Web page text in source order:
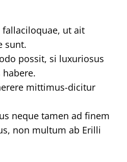
ut ait
sunt.
possit, si luxuriosus
mittimus-dicitur
neque tamen ad finem
non multum ab Erilli